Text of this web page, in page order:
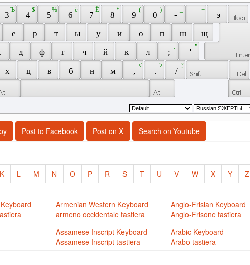
3
Ъ
4
$
5
%
6
ё
7
Ё
8
*
9
(
0
)
- =
+
э
е р т ы у и о п ш
щ
д ф г ч й к л ;
:
'
"
х ц в б н м ,
<
.
>
/
?
Post to Facebook Post on X Search on Youtube
K L M N O P R S T U V W X Y Z
Armenian Western Keyboard
armeno occidentale tastiera
Anglo-Frisian Keyboard
Anglo-Frisone tastiera
Assamese Inscript Keyboard
Assamese Inscript tastiera
Arabic Keyboard
Arabo tastiera